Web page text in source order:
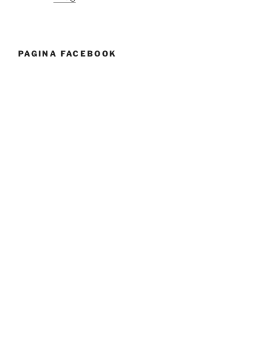
PAGINA FACEBOOK